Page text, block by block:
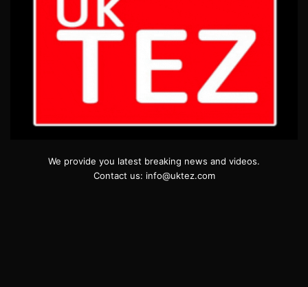
We provide you latest breaking news and videos.
Contact us: info@uktez.com